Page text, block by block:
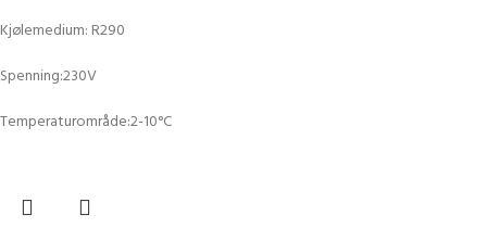
Kjølemedium: R290
Spenning:230V
Temperaturområde:2-10°C